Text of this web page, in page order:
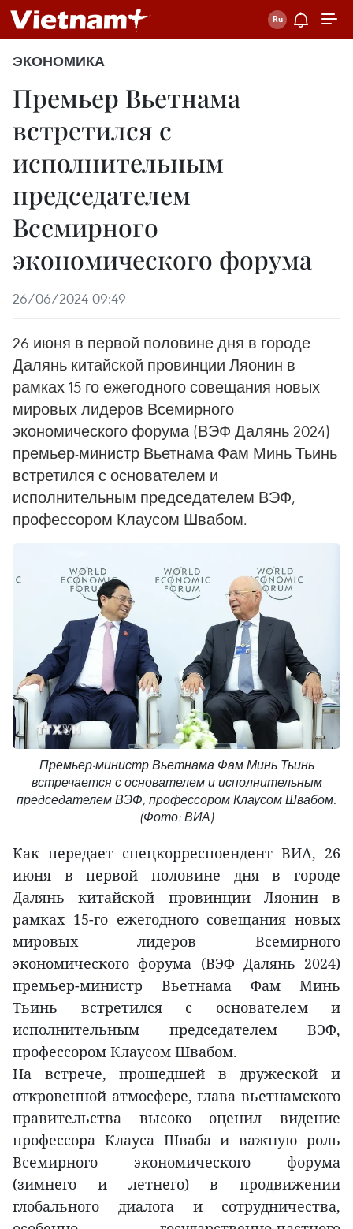
ЭКОНОМИКА
Премьер Вьетнама
встретился с
исполнительным
председателем
Всемирного
экономического форума
26/06/2024 09:49
26 июня в первой половине дня в городе
Далянь китайской провинции Ляонин в
рамках 15-го ежегодного совещания новых
мировых лидеров Всемирного
экономического форума (ВЭФ Далянь 2024)
премьер-министр Вьетнама Фам Минь Тьинь
встретился с основателем и
исполнительным председателем ВЭФ,
профессором Клаусом Швабом.
Премьер-министр Вьетнама Фам Минь Тьинь
встречается с основателем и исполнительным
председателем ВЭФ, профессором Клаусом Швабом.
(Фото: ВИА)
Как передает спецкорреспоендент ВИА, 26
июня в первой половине дня в городе
Далянь китайской провинции Ляонин в
рамках 15-го ежегодного совещания новых
мировых лидеров Всемирного
экономического форума (ВЭФ Далянь 2024)
премьер-министр Вьетнама Фам Минь
Тьинь встретился с основателем и
исполнительным председателем ВЭФ,
профессором Клаусом Швабом.
На встрече, прошедшей в дружеской и
откровенной атмосфере, глава вьетнамского
правительства высоко оценил видение
профессора Клауса Шваба и важную роль
Всемирного экономического форума
(зимнего и летнего) в продвижении
глобального диалога и сотрудничества,